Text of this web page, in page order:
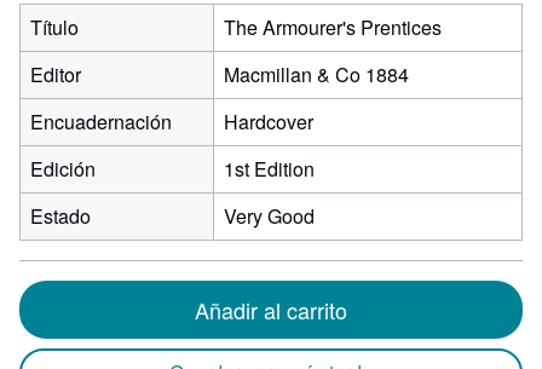
Título
The Armourer's Prentices
Editor
Macmillan & Co 1884
Encuadernación
Hardcover
Edición
1st Edition
Estado
Very Good
Añadir al carrito